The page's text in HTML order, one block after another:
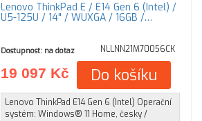
Lenovo ThinkPad E / E14 Gen 6 (Intel) /
U5-125U / 14" / WUXGA / 16GB /…
Dostupnost: na dotaz NLLNN21M70056CK
19 097 Kč Do košíku
Lenovo ThinkPad E14 Gen 6 (Intel) Operační
systém: Windows® 11 Home, česky /